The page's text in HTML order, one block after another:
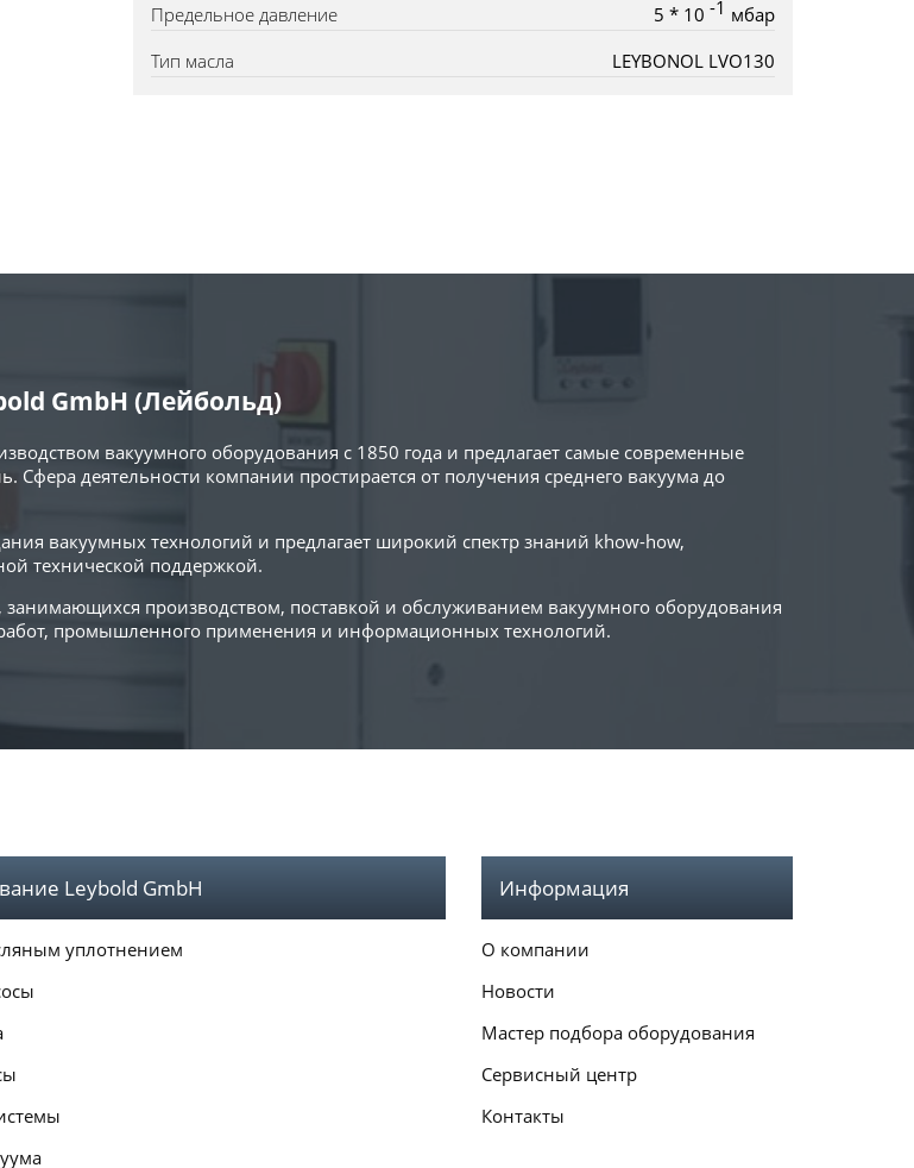
Предельное давление
5 * 10 -1 мбар
Тип масла
LEYBONOL LVO130
GmbH (Лейбольд)
вакуумного оборудования с 1850 года и предлагает самые современные
деятельности компании простирается от получения среднего вакуума до
вакуумных технологий и предлагает широкий спектр знаний khow-how,
технической поддержкой.
производством, поставкой и обслуживанием вакуумного оборудования
промышленного применения и информационных технологий.
Leybold GmbH
уплотнением
Информация
О компании
Новости
Мастер подбора оборудования
Сервисный центр
Контакты